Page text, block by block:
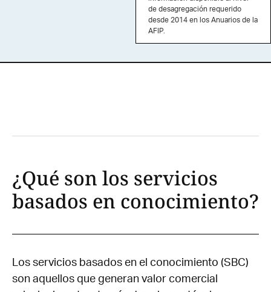
de desagregación requerido
desde 2014 en los Anuarios de la
AFIP.
¿Qué son los servicios
basados en conocimiento?
Los servicios basados en el conocimiento (SBC)
son aquellos que generan valor comercial